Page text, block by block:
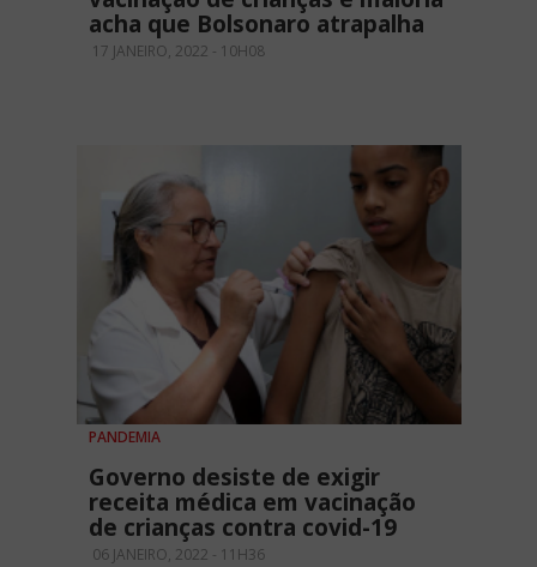
acha que Bolsonaro atrapalha
17 JANEIRO, 2022 - 10H08
PANDEMIA
Governo desiste de exigir
receita médica em vacinação
de crianças contra covid-19
06 JANEIRO, 2022 - 11H36